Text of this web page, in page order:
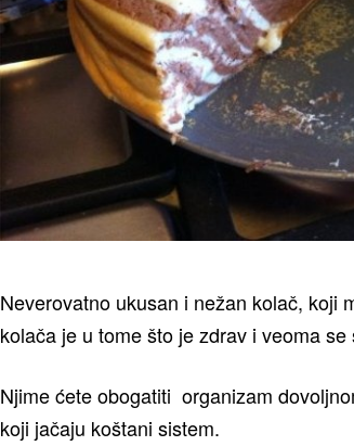
Neverovatno ukusan i nežan kolač, koji
kolača je u tome što je zdrav i veoma se
Njime ćete obogatiti organizam
koji jačaju koštani sistem.